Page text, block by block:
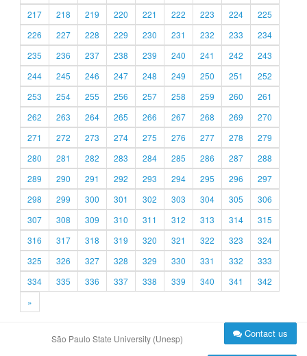
217
218 219 220 221 222 223 224
225
226
227 228 229 230 231 232 233
234
235
236 237 238 239 240 241 242
243
244
245 246 247 248 249 250 251
252
253
254 255 256 257 258 259 260
261
262
263 264 265 266 267 268 269
270
271
272 273 274 275 276 277 278
279
280
281 282 283 284 285 286 287
288
289
290 291 292 293 294 295 296
297
298
299 300 301 302 303 304 305
306
307
308 309 310 311 312 313 314
315
316
317 318 319 320 321 322 323
324
325
326 327 328 329 330 331 332
333
334
335 336 337 338 339 340 341
342
»
São Paulo State University (Unesp) Contact us